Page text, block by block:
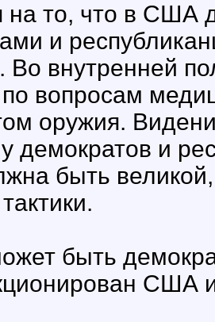
на то, что в США
и
Во внутренней
вопросам
оружия.
у демократов и
быть
быть
США